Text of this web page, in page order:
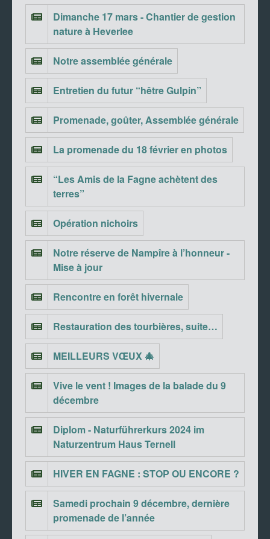
Dimanche 17 mars - Chantier de gestion
nature à Heverlee
Notre assemblée générale
Entretien du futur “hêtre Gulpin”
Promenade, goûter, Assemblée générale
La promenade du 18 février en photos
“Les Amis de la Fagne achètent des
terres”
Opération nichoirs
Notre réserve de Nampîre à l’honneur -
Mise à jour
Rencontre en forêt hivernale
Restauration des tourbières, suite…
MEILLEURS VŒUX 🎄
Vive le vent ! Images de la balade du 9
décembre
Diplom - Naturführerkurs 2024 im
Naturzentrum Haus Ternell
HIVER EN FAGNE : STOP OU ENCORE ?
Samedi prochain 9 décembre, dernière
promenade de l’année